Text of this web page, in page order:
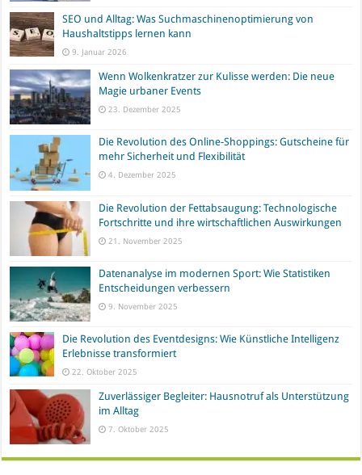
SEO und Alltag: Was Suchmaschinenoptimierung von
Haushaltstipps lernen kann
9. Januar 2026
Wenn Wolkenkratzer zur Kulisse werden: Die neue
Magie urbaner Events
23. Dezember 2025
Die Revolution des Online-Shoppings: Gutscheine für
mehr Sicherheit und Flexibilität
4. Dezember 2025
Die Revolution der Fettabsaugung: Technologische
Fortschritte und ihre wirtschaftlichen Auswirkungen
21. November 2025
Datenanalyse im modernen Sport: Wie Statistiken
Entscheidungen verbessern
9. November 2025
Die Revolution des Eventdesigns: Wie Künstliche Intelligenz
Erlebnisse transformiert
22. Oktober 2025
Zuverlässiger Begleiter: Hausnotruf als Unterstützung
im Alltag
7. Oktober 2025